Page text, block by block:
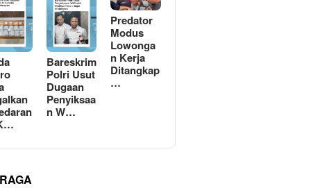
Bareskrim
Polri Usut
Dugaan
Penyiksaa
n W…
Predator
Modus
Lowonga
n Kerja
Ditangkap
…